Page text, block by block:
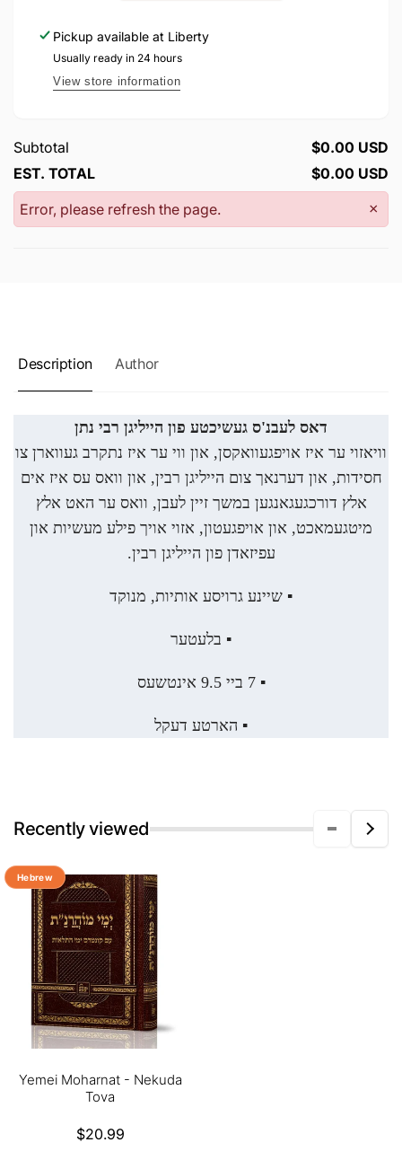
Pickup available at Liberty
Usually ready in 24 hours
View store information
Subtotal
$0.00 USD
EST. TOTAL
$0.00 USD
×
Error, please refresh the page.
Description Author
דאס לעבנ'ס געשיכטע פון הייליגן רבי נתן
וויאזוי ער איז אויפגעוואקסן, און ווי ער איז נתקרב געווארן צו
חסידות, און דערנאך צום הייליגן רבין, און וואס עס איז אים
אלץ דורכגעגאנגען במשך זיין לעבן, וואס ער האט אלץ
מיטגעמאכט, און אויפגעטון, אזוי אויך פילע מעשיות און
עפיזאדן פון הייליגן רבין.
▪️ שיינע גרויסע אותיות, מנוקד
▪️ בלעטער
▪️ 7 ביי 9.5 אינטשעס
▪️ הארטע דעקל
Recently viewed
Hebrew
Yemei Moharnat - Nekuda
Tova
Regular
$20.99